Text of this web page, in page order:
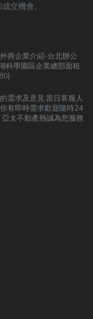
交機會。
商企業介紹-台北辦公
科學園區企業總部面租
需求及意見.當日客服人
有即時需求歡迎隨時24
太不動產熱誠為您服務